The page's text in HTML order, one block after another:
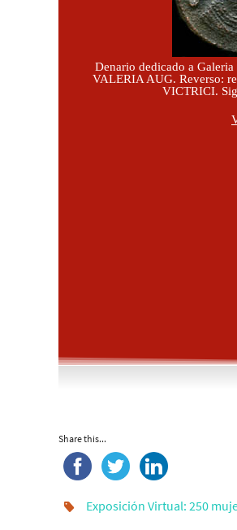
Denario dedicado a
VALERIA AUG. Reverso:
VICTRICI.
Share this...
Exposición Virtual: 250